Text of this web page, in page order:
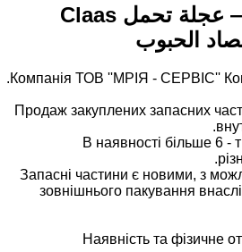
معلومات إضافية — عجلة تحمل Claas
Компанія ТОВ ''МРІЯ - СЕРВІС''
Продаж закуплених запасних
В наявності більше 6 -
Запасні частини є новими, з
зовнішнього пакування
Наявність та фізичне